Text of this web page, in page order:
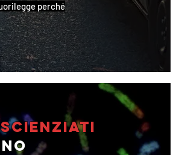
perché
scienziati